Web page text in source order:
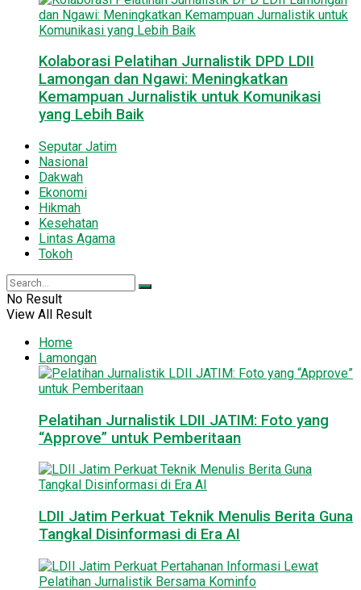
Kolaborasi Pelatihan Jurnalistik DPD LDII
Lamongan dan Ngawi: Meningkatkan
Kemampuan Jurnalistik untuk Komunikasi
yang Lebih Baik
Seputar Jatim
Nasional
Dakwah
Ekonomi
Hikmah
Kesehatan
Lintas Agama
Tokoh
No Result
View All Result
Home
Lamongan
Pelatihan Jurnalistik LDII JATIM: Foto yang
“Approve” untuk Pemberitaan
LDII Jatim Perkuat Teknik Menulis Berita Guna
Tangkal Disinformasi di Era AI